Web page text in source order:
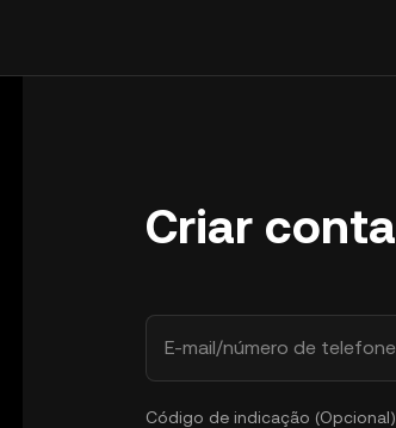
Criar conta
E-mail/número de telefone
Código de indicação (Opcional)